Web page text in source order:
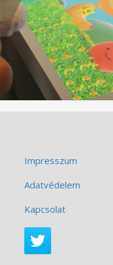
Impresszum
Adatvédelem
Kapcsolat